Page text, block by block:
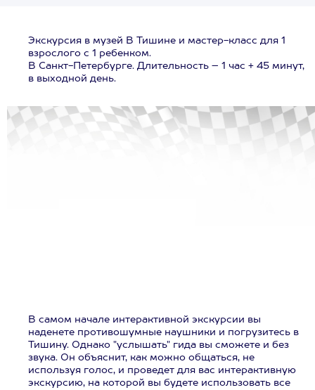
Экскурсия в музей В Тишине и мастер-класс для 1
взрослого с 1 ребенком.
В Санкт-Петербурге. Длительность – 1 час + 45 минут,
в выходной день.
В самом начале интерактивной экскурсии вы
наденете противошумные наушники и погрузитесь в
Тишину. Однако "услышать" гида вы сможете и без
звука. Он объяснит, как можно общаться, не
используя голос, и проведет для вас интерактивную
экскурсию, на которой вы будете использовать все